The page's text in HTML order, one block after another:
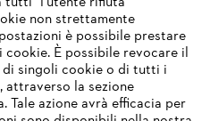
Privacy policy
legali
wir noch nicht unterstützen. Für
Seite empfehlen wir Ihnen, zu
wechseln:
non strettamente
è possibile prestare
È possibile revocare il
singoli cookie o di tutti i
attraverso la sezione
Tale azione avrà efficacia per